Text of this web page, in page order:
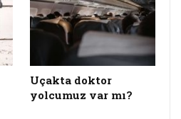
Uçakta doktor
yolcumuz var mı?